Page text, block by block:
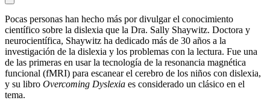
Pocas personas han hecho más por divulgar el conocimiento
científico sobre la dislexia que la Dra. Sally Shaywitz. Doctora y
neurocientífica, Shaywitz ha dedicado más de 30 años a la
investigación de la dislexia y los problemas con la lectura. Fue una
de las primeras en usar la tecnología de la resonancia magnética
funcional (fMRI) para escanear el cerebro de los niños con dislexia,
y su libro Overcoming Dyslexia es considerado un clásico en el
tema.